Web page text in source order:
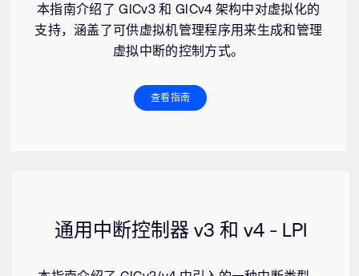
本指南介绍了 GICv3 和 GICv4 架构中对虚拟化的
支持，涵盖了可供虚拟机管理程序用来生成和管理
虚拟中断的控制方式。
查看指南
通用中断控制器 v3 和 v4 - LPI